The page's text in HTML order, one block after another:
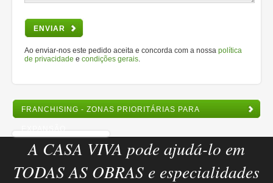
ENVIAR
Ao enviar-nos este pedido aceita e concorda com a nossa política
de privacidade e condições gerais
FRANCHISING - ZONAS PRIORITÁRIAS PARA
EXPANSÃO
A CASA VIVA pode ajudá-lo em
TODAS AS OBRAS e especialidades